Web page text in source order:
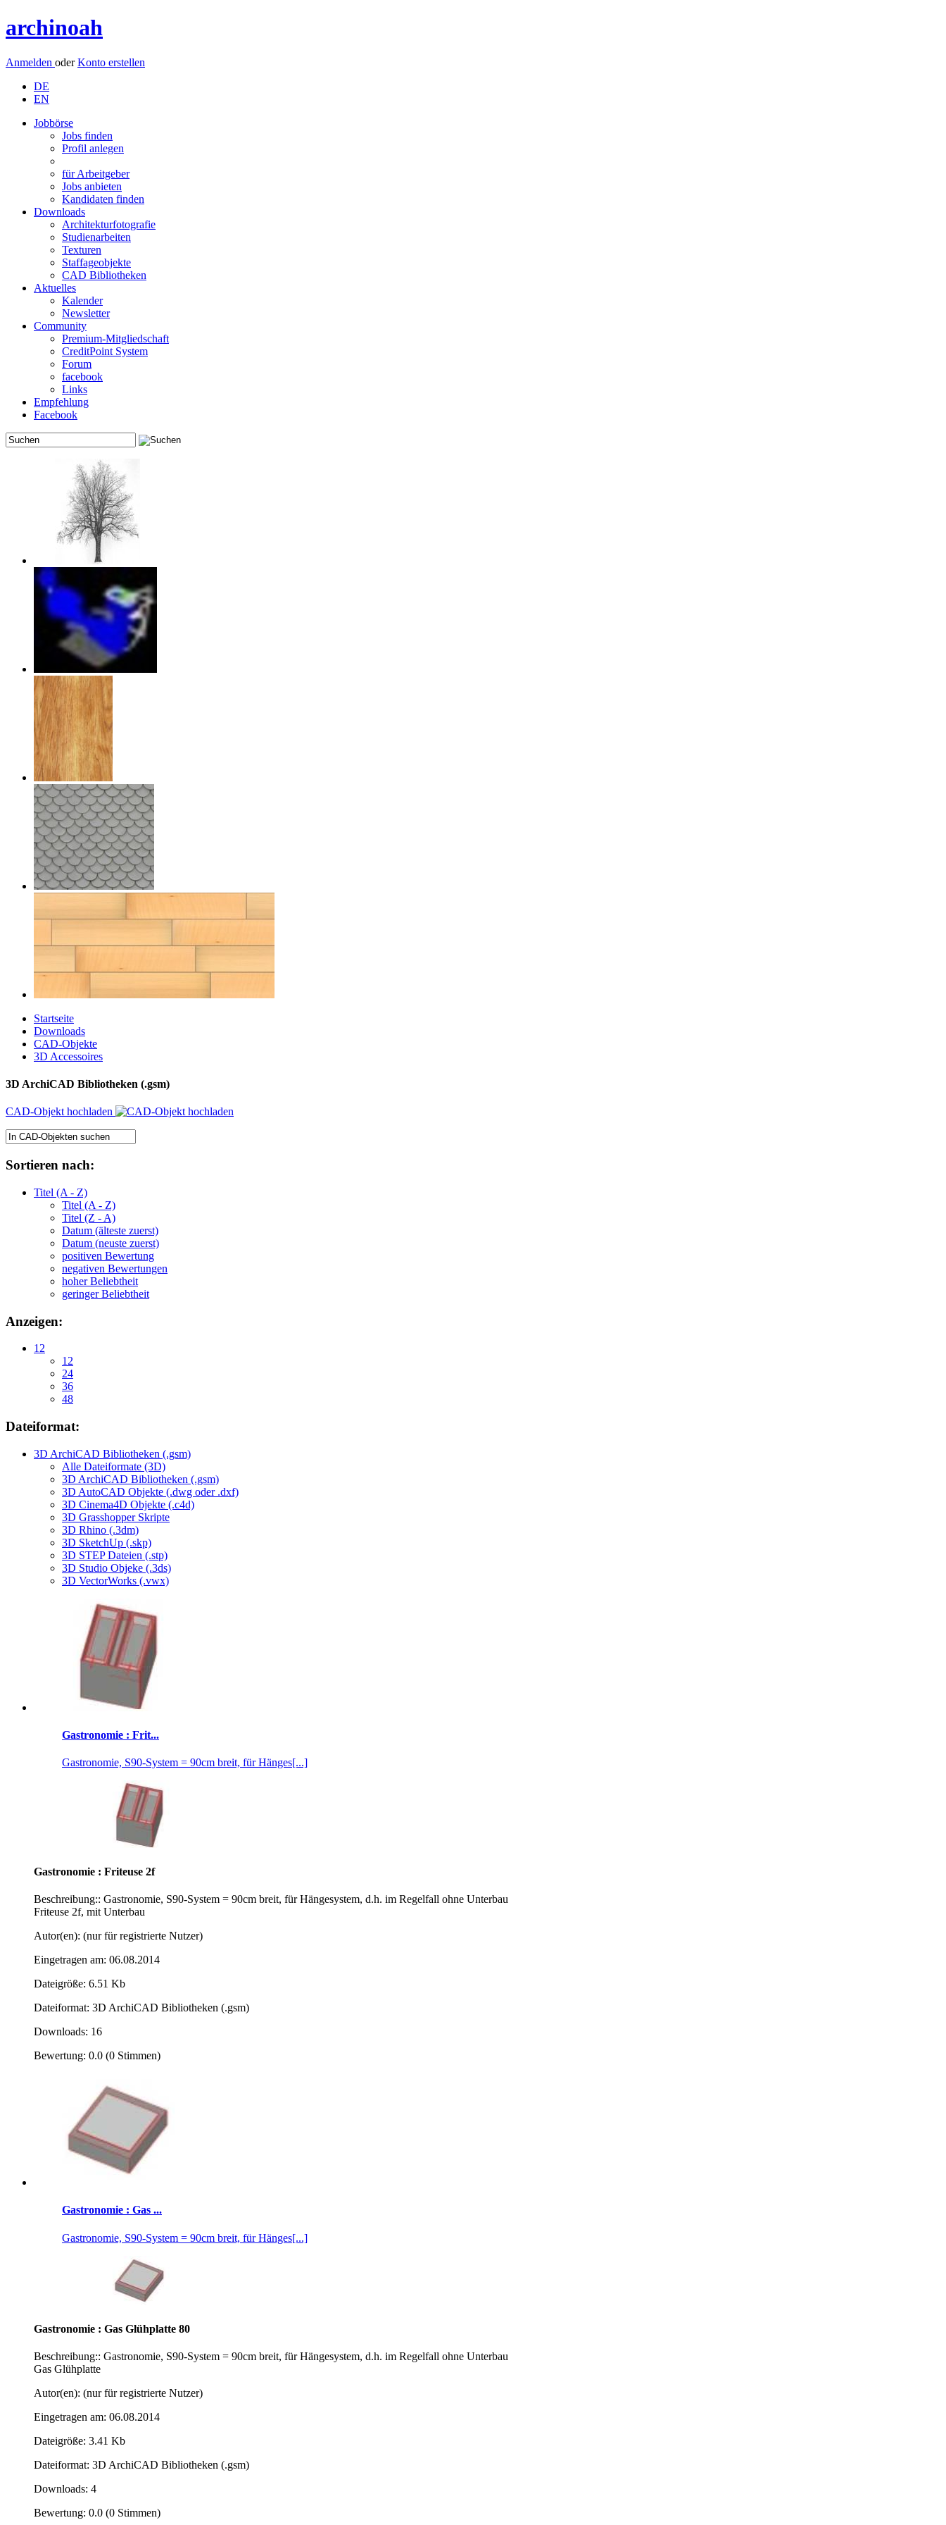
archinoah
Anmelden oderKonto erstellen
DE
EN
Jobbörse
Jobs finden
Profil anlegen
für Arbeitgeber
Jobs anbieten
Kandidaten finden
Downloads
Architekturfotografie
Studienarbeiten
Texturen
Staffageobjekte
CAD Bibliotheken
Aktuelles
Kalender
Newsletter
Community
Premium-Mitgliedschaft
CreditPoint System
Forum
facebook
Links
Empfehlung
Facebook
Startseite
Downloads
CAD-Objekte
3D Accessoires
3D ArchiCAD Bibliotheken (.gsm)
CAD-Objekt hochladen
Sortieren nach:
Titel (A - Z)
Titel (A - Z)
Titel (Z - A)
Datum (älteste zuerst)
Datum (neuste zuerst)
positiven Bewertung
negativen Bewertungen
hoher Beliebtheit
geringer Beliebtheit
Anzeigen:
12
12
24
36
48
Dateiformat:
3D ArchiCAD Bibliotheken (.gsm)
Alle Dateiformate (3D)
3D ArchiCAD Bibliotheken (.gsm)
3D AutoCAD Objekte (.dwg oder .dxf)
3D Cinema4D Objekte (.c4d)
3D Grasshopper Skripte
3D Rhino (.3dm)
3D SketchUp (.skp)
3D STEP Dateien (.stp)
3D Studio Objeke (.3ds)
3D VectorWorks (.vwx)
Gastronomie : Frit...
Gastronomie, S90-System = 90cm breit, für Hänges[...]
Gastronomie : Friteuse 2f
Beschreibung:: Gastronomie, S90-System = 90cm breit, für Hängesystem, d.h. im Regelfall ohne Unterbau
Friteuse 2f, mit Unterbau
Autor(en): (nur für registrierte Nutzer)
Eingetragen am: 06.08.2014
Dateigröße: 6.51 Kb
Dateiformat: 3D ArchiCAD Bibliotheken (.gsm)
Downloads: 16
Bewertung: 0.0 (0 Stimmen)
Gastronomie : Gas ...
Gastronomie, S90-System = 90cm breit, für Hänges[...]
Gastronomie : Gas Glühplatte 80
Beschreibung:: Gastronomie, S90-System = 90cm breit, für Hängesystem, d.h. im Regelfall ohne Unterbau
Gas Glühplatte
Autor(en): (nur für registrierte Nutzer)
Eingetragen am: 06.08.2014
Dateigröße: 3.41 Kb
Dateiformat: 3D ArchiCAD Bibliotheken (.gsm)
Downloads: 4
Bewertung: 0.0 (0 Stimmen)